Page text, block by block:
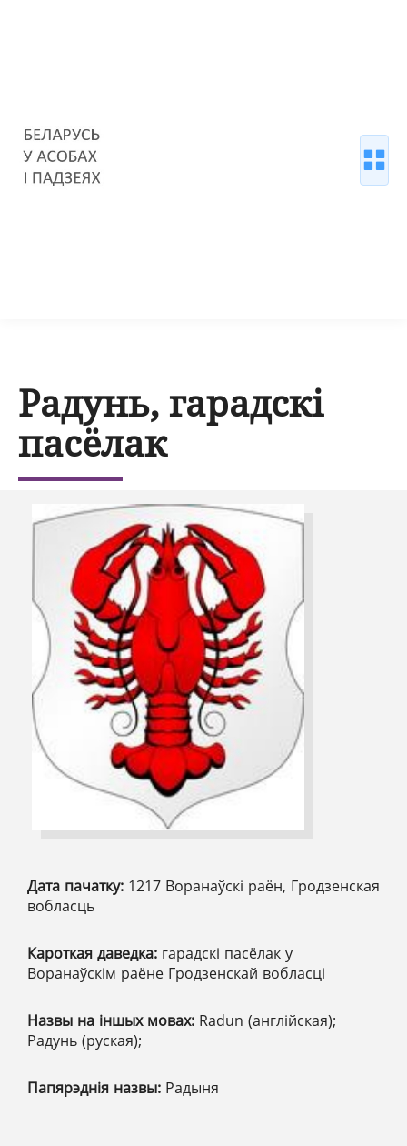
Радунь, гарадскі
пасёлак
Дата пачатку: 1217 Воранаўскі раён, Гродзенская
вобласць
Кароткая даведка: гарадскі пасёлак у
Воранаўскім раёне Гродзенскай вобласці
Назвы на іншых мовах: Radun (англійская);
Радунь (руская);
Папярэднія назвы: Радыня